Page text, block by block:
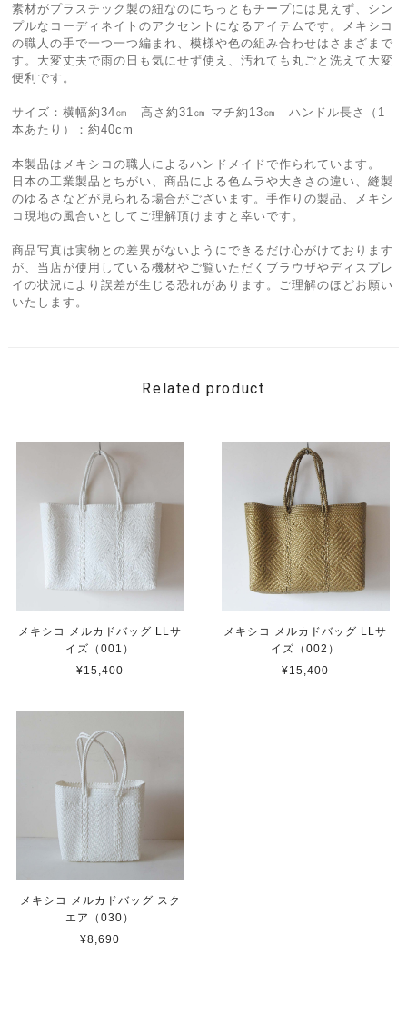
素材がプラスチック製の紐なのにちっともチープには見えず、シン
プルなコーディネイトのアクセントになるアイテムです。メキシコ
の職人の手で一つ一つ編まれ、模様や色の組み合わせはさまざまで
す。大変丈夫で雨の日も気にせず使え、汚れても丸ごと洗えて大変
便利です。
サイズ：横幅約34㎝ 高さ約31㎝ マチ約13㎝ ハンドル長さ（1
本あたり）：約40cm
本製品はメキシコの職人によるハンドメイドで作られています。
日本の工業製品とちがい、商品による色ムラや大きさの違い、縫製
のゆるさなどが見られる場合がございます。手作りの製品、メキシ
コ現地の風合いとしてご理解頂けますと幸いです。
商品写真は実物との差異がないようにできるだけ心がけております
が、当店が使用している機材やご覧いただくブラウザやディスプレ
イの状況により誤差が生じる恐れがあります。ご理解のほどお願い
いたします。
Related product
メキシコ メルカドバッグ LLサ
イズ（001）
¥15,400
メキシコ メルカドバッグ LLサ
イズ（002）
¥15,400
メキシコ メルカドバッグ スク
エア（030）
¥8,690